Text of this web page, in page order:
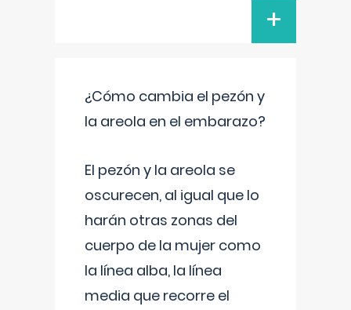
+
¿Cómo cambia el pezón y
la areola en el embarazo?
El pezón y la areola se
oscurecen, al igual que lo
harán otras zonas del
cuerpo de la mujer como
la línea alba, la línea
media que recorre el